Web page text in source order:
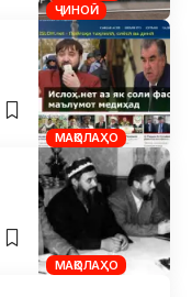
ҶИНОӢ
МАҚОЛАҲО
МАҚОЛАҲО